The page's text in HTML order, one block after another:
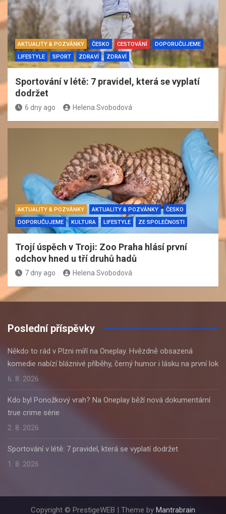
AKTUALITY & POZVÁNKY ČESKO CESTOVÁNÍ
DOPORUČUJEME
LIFESTYLE
SPORT ZDRAVÍ ZDRAVÍ
Sportování v létě: 7 pravidel, která se vyplatí
dodržet
6 dny ago Helena Svobodová
AKTUALITY & POZVÁNKY AKTUALITY & POZVÁNKY
ČESKO
DOPORUČUJEME
KULTURA LIFESTYLE ZE SPOLEČNOSTI
Trojí úspěch v Troji: Zoo Praha hlásí první
odchov hned u tří druhů hadů
7 dny ago Helena Svobodová
Poslední příspěvky
Někdo to rád v Plzni míří na Oneplay. Hvězdně obsazená
komedie nabízí bláznivé příběhy, černý humor i lásku na první lok
6. 8. 2026
Kdo byl Ponožkový vrah? Na Oneplay běží nová dokumentární
true crime série
2. 8. 2026
Sportování v létě: 7 pravidel, která se vyplatí dodržet
1. 8. 2026
Copyright © PrestigeWEB | Theme by Mantrabrain